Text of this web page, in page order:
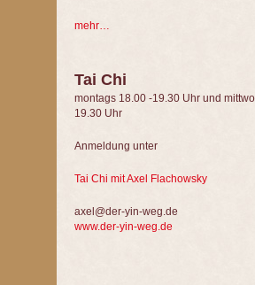
mehr…
Tai Chi
montags 18.00 -19.30 Uhr und
19.30 Uhr
Anmeldung unter
Tai Chi mit Axel Flachowsky
axel@der-yin-weg.de
www.der-yin-weg.de